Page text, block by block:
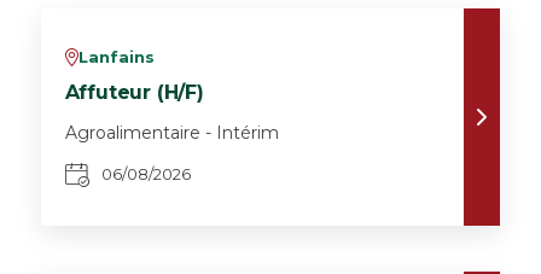
vLanfains
Affuteur (H/F)
Agroalimentaire - Intérim
06/08/2026